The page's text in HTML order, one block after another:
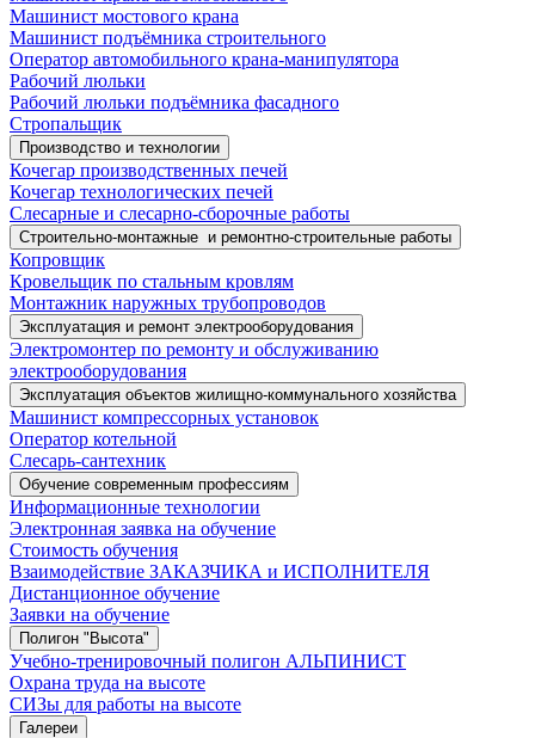
Машинист мостового крана
Машинист подъёмника строительного
Оператор автомобильного крана-манипулятора
Рабочий люльки
Рабочий люльки подъёмника фасадного
Стропальщик
Производство и технологии
Кочегар производственных печей
Кочегар технологических печей
Слесарные и слесарно-сборочные работы
Строительно-монтажные и ремонтно-строительные работы
Копровщик
Кровельщик по стальным кровлям
Монтажник наружных трубопроводов
Эксплуатация и ремонт электрооборудования
Электромонтер по ремонту и обслуживанию
электрооборудования
Эксплуатация объектов жилищно-коммунального хозяйства
Машинист компрессорных установок
Оператор котельной
Слесарь-сантехник
Обучение современным профессиям
Информационные технологии
Электронная заявка на обучение
Стоимость обучения
Взаимодействие ЗАКАЗЧИКА и ИСПОЛНИТЕЛЯ
Дистанционное обучение
Заявки на обучение
Полигон "Высота"
Учебно-тренировочный полигон АЛЬПИНИСТ
Охрана труда на высоте
СИЗы для работы на высоте
Галереи